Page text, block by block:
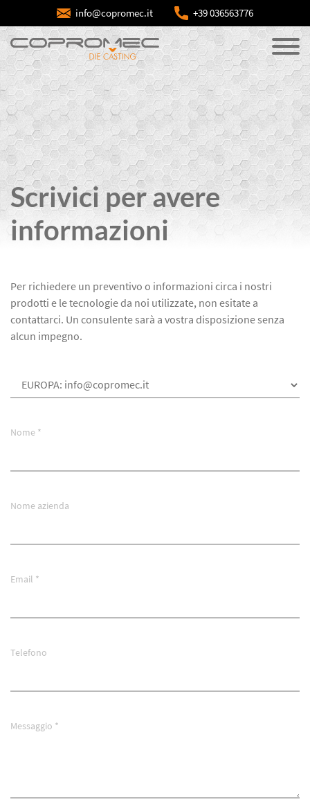
info@copromec.it +39 036563776
Scrivici per avere
informazioni
Per richiedere un preventivo o informazioni circa i nostri
prodotti e le tecnologie da noi utilizzate, non esitate a
contattarci. Un consulente sarà a vostra disposizione senza
alcun impegno.
Nome *
Nome azienda
Email *
Telefono
Messaggio *